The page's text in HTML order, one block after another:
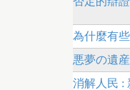
為什麼有
悪夢の遺
消解人民 :